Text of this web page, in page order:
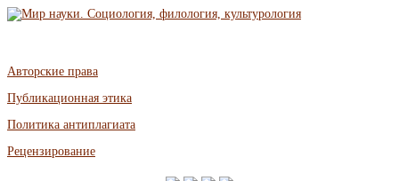
Авторские права
Публикационная этика
Политика антиплагиата
Рецензирование